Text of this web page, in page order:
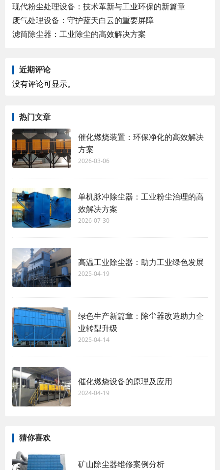
现代粉尘处理设备：技术革新与工业环保的新篇章
废气处理设备：守护蓝天白云的重要屏障
滤筒除尘器：工业除尘的高效解决方案
近期评论
没有评论可显示。
热门文章
催化燃烧装置：环保净化的高效解决
方案
2026-03-06
单机脉冲除尘器：工业粉尘治理的高
效解决方案
2026-07-30
高温工业除尘器：助力工业绿色发展
2025-04-19
绿色生产新篇章：除尘器改造助力企
业转型升级
2025-04-14
催化燃烧设备的原理及应用
2024-04-19
猜你喜欢
矿山除尘器维修案例分析